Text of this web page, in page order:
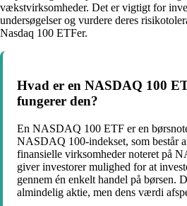
vækstvirksomheder. Det er vigtigt for
undersøgelser og vurdere deres
Nasdaq 100 ETFer.
Hvad er en NASDAQ 100
fungerer den?
En NASDAQ 100 ETF er en
NASDAQ 100-indekset, som består
finansielle virksomheder noteret på
giver investorer mulighed for at
gennem én enkelt handel på børsen.
almindelig aktie, men dens værdi